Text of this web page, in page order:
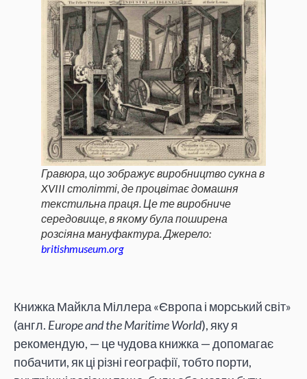
Гравюра, що зображує виробництво сукна в
XVIII столітті, де процвітає домашня
текстильна праця. Це те виробниче
середовище, в якому була поширена
розсіяна мануфактура. Джерело:
britishmuseum.org
Книжка Майкла Міллера «Європа і морський світ»
(англ. Europe and the Maritime World), яку я
рекомендую, — це чудова книжка — допомагає
побачити, як ці різні географії, тобто порти,